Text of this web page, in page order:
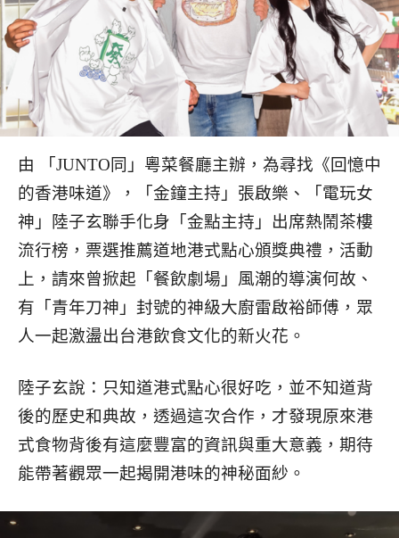
由 「JUNTO同」粵菜餐廳主辦，為尋找《回憶中
的香港味道》，「金鐘主持」張啟樂、「電玩女
神」陸子玄聯手化身「金點主持」出席熱鬧茶樓
流行榜，票選推薦道地港式點心頒獎典禮，活動
上，請來曾掀起「餐飲劇場」風潮的導演何故、
有「青年刀神」封號的神級大廚雷啟裕師傅，眾
人一起激盪出台港飲食文化的新火花。
陸子玄說：只知道港式點心很好吃，並不知道背
後的歷史和典故，透過這次合作，才發現原來港
式食物背後有這麼豐富的資訊與重大意義，期待
能帶著觀眾一起揭開港味的神秘面紗。